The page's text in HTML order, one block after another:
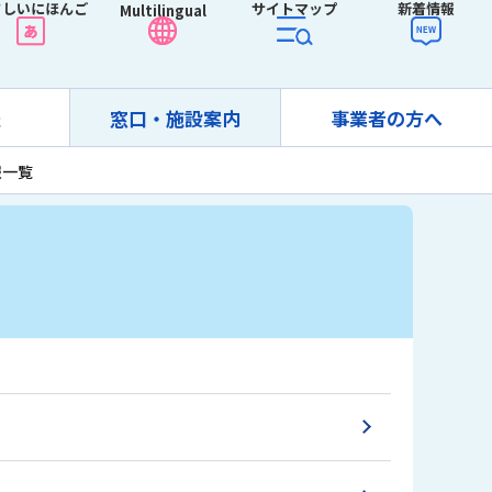
いにほんご Multilingual サイトマップ 新着情報
窓口・施設案内 事業者の方へ
覧